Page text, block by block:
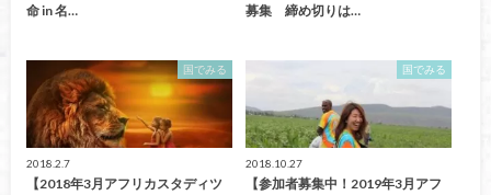
命 in 名…
募集 締め切りは…
国でみる
2018.2.7
【2018年3月アフリカスタディツ
国でみる
2018.10.27
【参加者募集中！2019年3月アフ